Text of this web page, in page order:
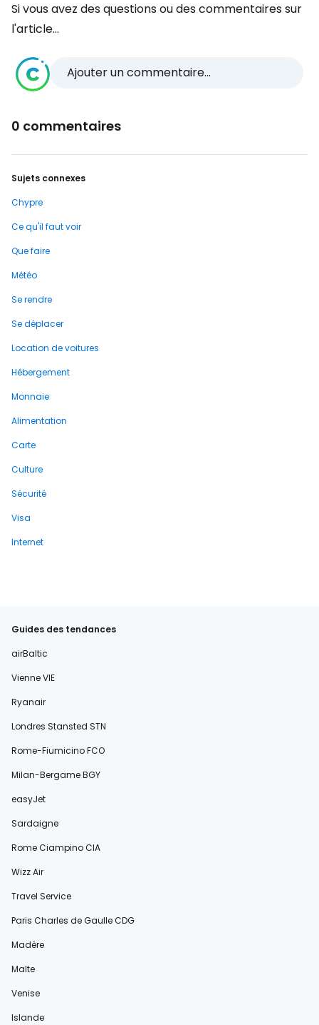
Si vous avez des questions ou des commentaires sur
l'article...
Ajouter un commentaire...
0 commentaires
Sujets connexes
Chypre
Ce qu'il faut voir
Que faire
Météo
Se rendre
Se déplacer
Location de voitures
Hébergement
Monnaie
Alimentation
Carte
Culture
Sécurité
Visa
Internet
Guides des tendances
airBaltic
Vienne VIE
Ryanair
Londres Stansted STN
Rome-Fiumicino FCO
Milan-Bergame BGY
easyJet
Sardaigne
Rome Ciampino CIA
Wizz Air
Travel Service
Paris Charles de Gaulle CDG
Madère
Malte
Venise
Islande